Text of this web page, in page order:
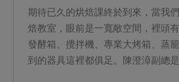
期待已久的烘焙課終於到來，當我
焙教室，眼前是一寬敞空間，裡頭有
發酵箱、攪拌機、專業大烤箱、蒸
到的器具這裡都俱足。陳澄漳副總